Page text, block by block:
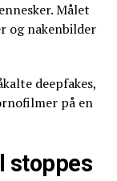
Målet
og nakenbilder
deepfakes,
på en
stoppes